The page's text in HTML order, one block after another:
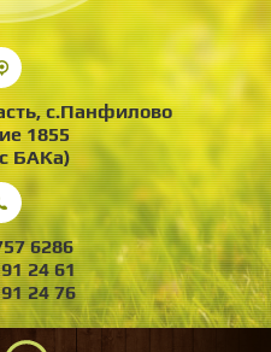
с.Панфилово
1855
БАКа)
6286
24 61
24 76